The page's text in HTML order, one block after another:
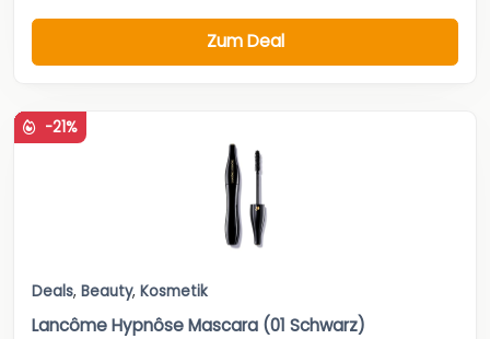
Zum Deal
-21%
Deals, Beauty, Kosmetik
Lancôme Hypnôse Mascara (01 Schwarz)